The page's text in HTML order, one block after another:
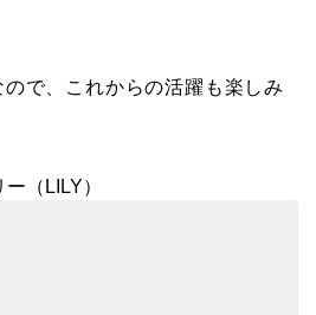
で、これからの活躍も楽しみ
（LILY）